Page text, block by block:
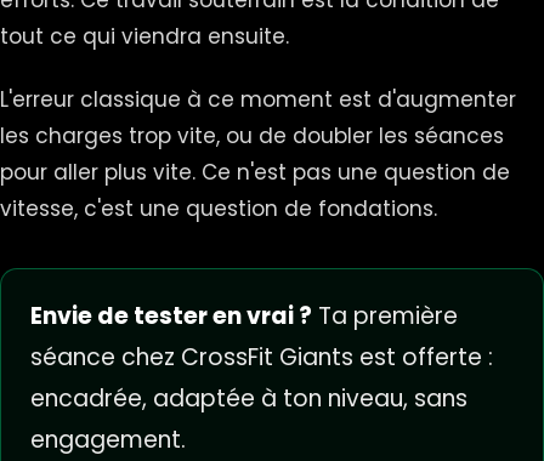
tout ce qui viendra ensuite.
L'erreur classique à ce moment est d'augmenter
les charges trop vite, ou de doubler les séances
pour aller plus vite. Ce n'est pas une question de
vitesse, c'est une question de fondations.
Envie de tester en vrai ? Ta première
séance chez CrossFit Giants est offerte :
encadrée, adaptée à ton niveau, sans
engagement.